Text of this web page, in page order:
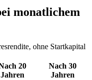
monatlichem
ohne Startkapital
20
Jahren
Nach 30
Jahren